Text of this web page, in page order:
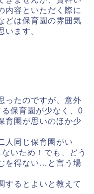
内容といただく際に
どは保育園の雰囲気
います。
たのですが、 意外
保育園が少なく、 0
育園が思いのほか少
人同じ保育園がい
いため！でも、
どう
を得ない… と言う場
するとよいと教えて